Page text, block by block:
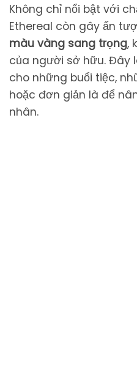
Không chỉ nổi bật với
Ethereal còn gây ấn
màu vàng sang trọng,
của người sở hữu. Đây
cho những buổi tiệc,
hoặc đơn giản là để
nhân.